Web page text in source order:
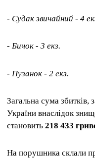
- Судак звичайний - 4
- Бичок - 3 екз.
- Пузанок - 2 екз.
Загальна сума
України внаслідок
становить 218 433
На порушника склали